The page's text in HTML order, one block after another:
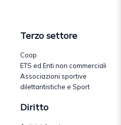
Terzo settore
Coop
ETS ed Enti non commerciali
Associazioni sportive
dilettantistiche e Sport
Diritto